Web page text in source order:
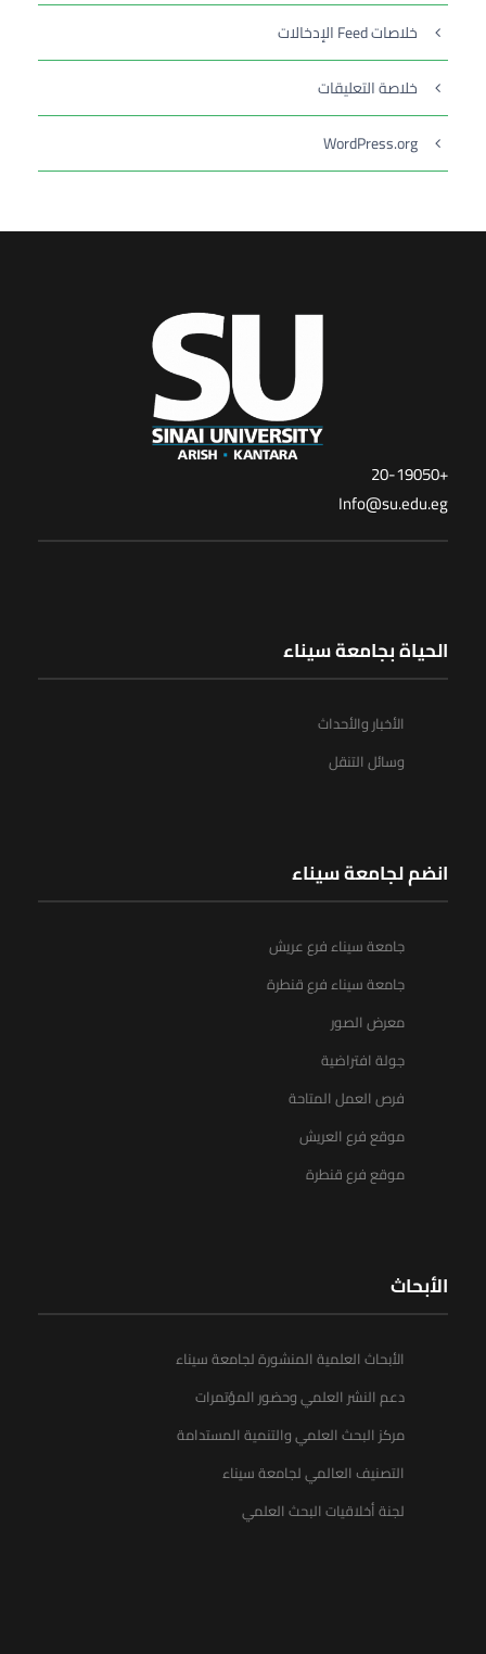
خلاصات Feed الإدخالات
خلاصة التعليقات
WordPress.org
+20-19050
Info@su.edu.eg
الحياة بجامعة سيناء
الأخبار والأحداث
وسائل التنقل
انضم لجامعة سيناء
جامعة سيناء فرع عريش
جامعة سيناء فرع قنطرة
معرض الصور
جولة افتراضية
فرص العمل المتاحة
موقع فرع العريش
موقع فرع قنطرة
الأبحاث
الأبحاث العلمية المنشورة لجامعة سيناء
دعم النشر العلمي وحضور المؤتمرات
مركز البحث العلمي والتنمية المستدامة
التصنيف العالمي لجامعة سيناء
لجنة أخلاقيات البحث العلمي